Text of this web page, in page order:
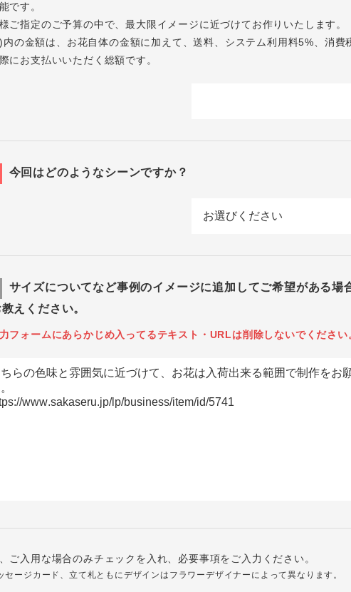
です。
ご指定のご予算の中で、最大限イメージに近づけてお作りいたします。
の金額は、お花自体の金額に加えて、送料、システム利用料5%、消費
にお支払いいただく総額です。
今回はどのようなシーンですか？
サイズについてなど事例のイメージに追加してご希望がある場
えください。
フォームにあらかじめ入ってるテキスト・URLは削除しないでください
ご入用な場合のみチェックを入れ、必要事項をご入力ください。
ージカード、立て札ともにデザインはフラワーデザイナーによって異なります。